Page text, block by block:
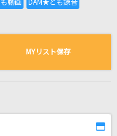
いる曲の一覧
MYリスト保存